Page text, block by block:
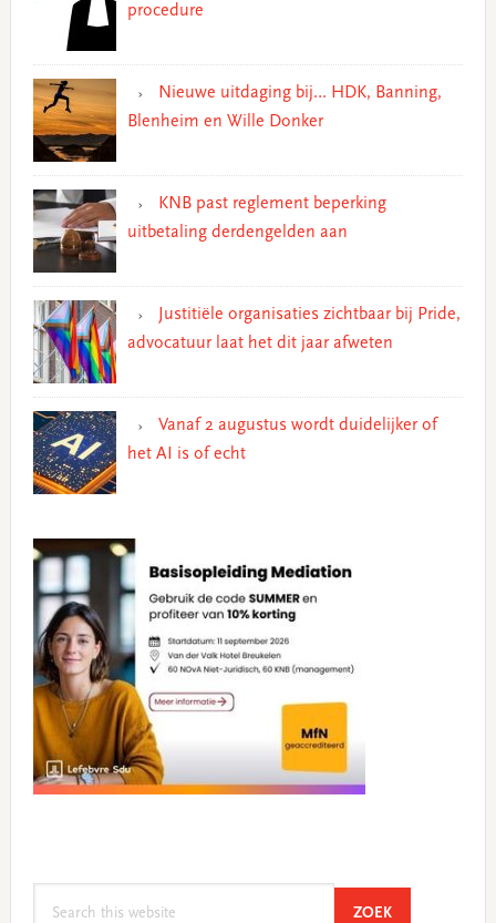
procedure
Nieuwe uitdaging bij… HDK, Banning,
Blenheim en Wille Donker
KNB past reglement beperking
uitbetaling derdengelden aan
Justitiële organisaties zichtbaar bij Pride,
advocatuur laat het dit jaar afweten
Vanaf 2 augustus wordt duidelijker of
het AI is of echt
ZOEKSEARCH